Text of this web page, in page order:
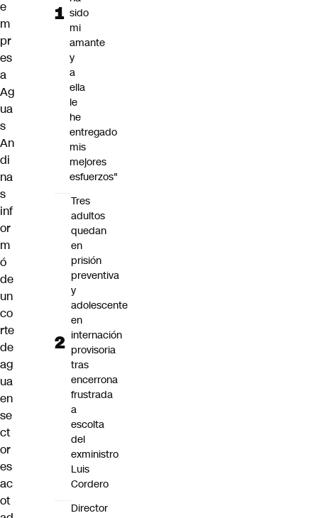
e
m
pr
es
a
Ag
ua
s
An
di
na
s
inf
or
m
ó
de
un
co
rte
de
ag
ua
en
se
ct
or
es
ac
ot
sido
mi
amante
y
a
ella
le
he
entregado
mis
mejores
esfuerzos"
Tres
adultos
quedan
en
prisión
preventiva
y
adolescente
en
internación
provisoria
tras
encerrona
frustrada
a
escolta
del
exministro
Luis
Cordero
Director